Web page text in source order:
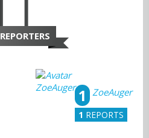
REPORTERS
ZoeAuger
1
1 REPORTS